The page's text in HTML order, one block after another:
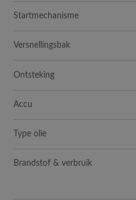
Startmechanisme
Versnellingsbak
Ontsteking
Accu
Type olie
Brandstof & verbruik